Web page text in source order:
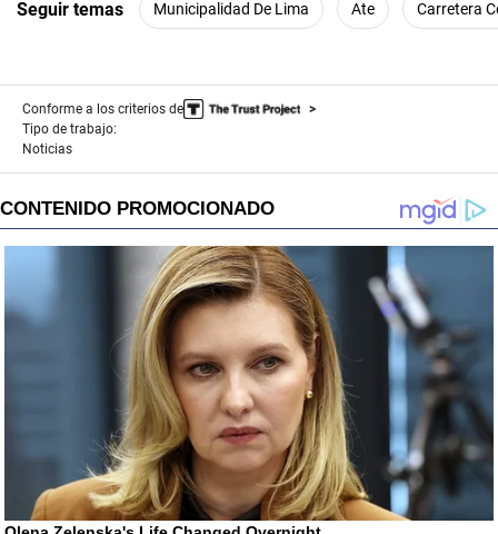
Seguir temas Municipalidad De Lima Ate Carretera
Conforme a los criterios de
Tipo de trabajo:
Noticias